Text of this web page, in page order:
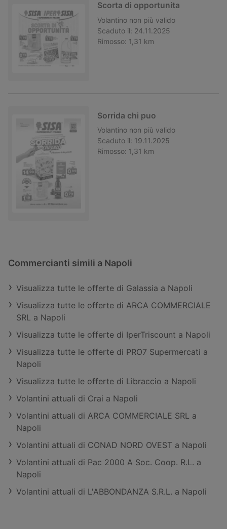
Scorta di opportunita
Volantino non più valido
Scaduto il: 24.11.2025
Rimosso: 1,31 km
Sorrida chi puo
Volantino non più valido
Scaduto il: 19.11.2025
Rimosso: 1,31 km
Commercianti simili a Napoli
Visualizza tutte le offerte di Galassia a Napoli
Visualizza tutte le offerte di ARCA COMMERCIALE
SRL a Napoli
Visualizza tutte le offerte di IperTriscount a Napoli
Visualizza tutte le offerte di PRO7 Supermercati a
Napoli
Visualizza tutte le offerte di Libraccio a Napoli
Volantini attuali di Crai a Napoli
Volantini attuali di ARCA COMMERCIALE SRL a
Napoli
Volantini attuali di CONAD NORD OVEST a Napoli
Volantini attuali di Pac 2000 A Soc. Coop. R.L. a
Napoli
Volantini attuali di L'ABBONDANZA S.R.L. a Napoli